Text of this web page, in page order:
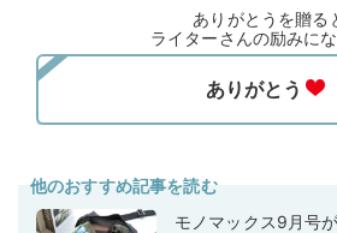
ありがとうを贈る
ライターさんの励みに
他のおすすめ記事を読む
モノマックス9月号